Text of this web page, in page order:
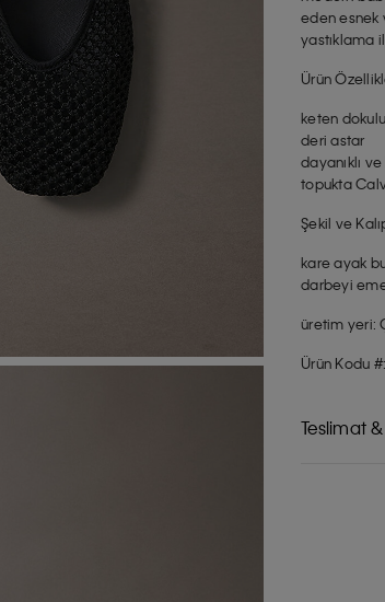
eden esnek
yastıklama
Ürün
keten
deri astar
dayanıklı
topukta
Şekil ve
kare ayak
darbeyi
üretim yeri:
Ürün Kodu
Teslimat